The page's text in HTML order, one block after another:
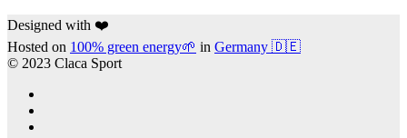
Designed with ❤️
Hosted on 100% green energy🌱 in Germany 🇩🇪
© 2023 Claca Sport